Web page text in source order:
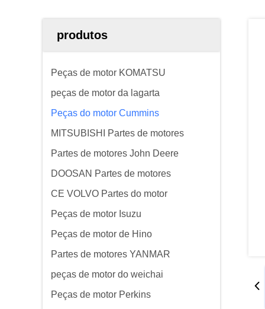
produtos
Peças de motor KOMATSU
peças de motor da lagarta
Peças do motor Cummins
MITSUBISHI Partes de motores
Partes de motores John Deere
DOOSAN Partes de motores
CE VOLVO Partes do motor
Peças de motor Isuzu
Peças de motor de Hino
Partes de motores YANMAR
peças de motor do weichai
Peças de motor Perkins